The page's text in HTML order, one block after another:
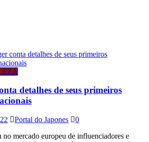
detalhes de seus primeiros
Portal do Japones
0
mercado europeu de influenciadores e